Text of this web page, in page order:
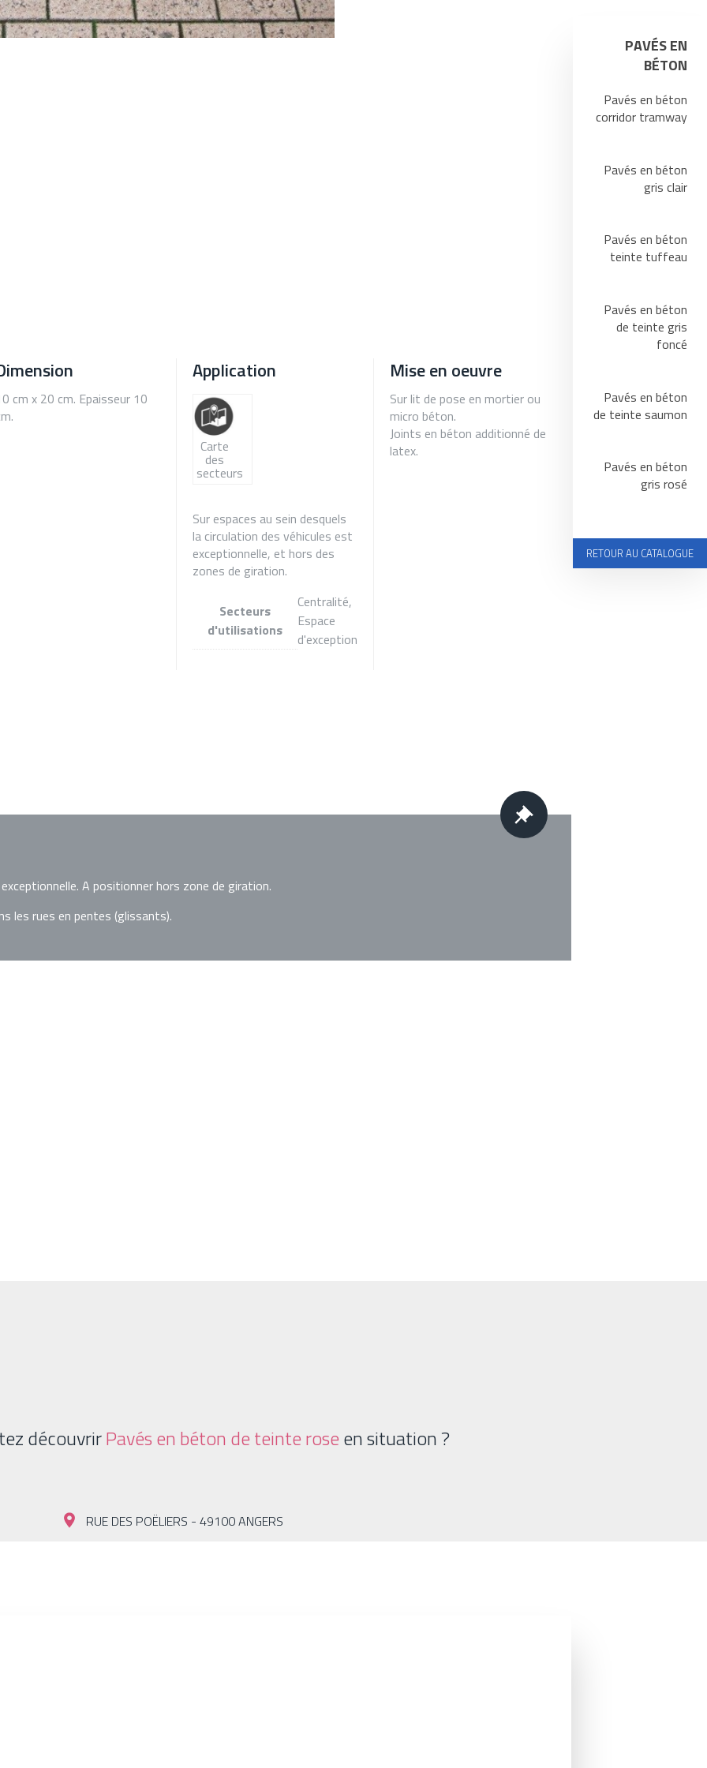
PAVÉS EN
BÉTON
Pavés en béton
corridor tramway
Pavés en béton
gris clair
Pavés en béton
teinte tuffeau
Pavés en béton
de teinte gris
foncé
Pavés en béton
de teinte saumon
Pavés en béton
gris rosé
RETOUR AU CATALOGUE
cm x 20 cm. Epaisseur 10
Application
Carte
des
secteurs
Sur espaces au sein desquels
la circulation des véhicules est
exceptionnelle, et hors des
zones de giration.
Secteurs
d'utilisations
Centralité,
Espace
d'exception
Mise en oeuvre
Sur lit de pose en mortier ou
micro béton.
Joints en béton additionné de
latex.
A positionner hors zone de giration.
les rues en pentes (glissants).
techniques et esthétiques équivalentes.
découvrirPavés en béton de teinte roseen situation ?
RUE DES POËLIERS - 49100 ANGERS